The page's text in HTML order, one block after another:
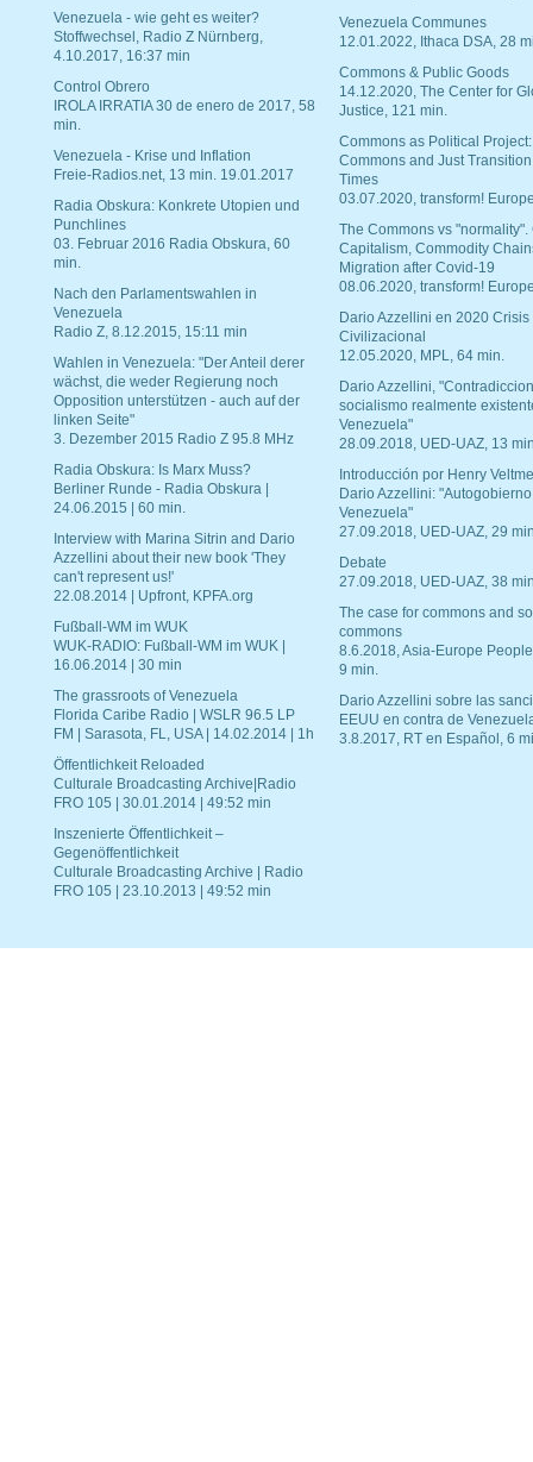
Venezuela - wie geht es weiter?
Stoffwechsel, Radio Z Nürnberg,
4.10.2017, 16:37 min
Control Obrero
IROLA IRRATIA 30 de enero de 2017, 58
min.
Venezuela - Krise und Inflation
Freie-Radios.net, 13 min. 19.01.2017
Radia Obskura: Konkrete Utopien und
Punchlines
03. Februar 2016 Radia Obskura, 60
min.
Nach den Parlamentswahlen in
Venezuela
Radio Z, 8.12.2015, 15:11 min
Wahlen in Venezuela: "Der Anteil derer
wächst, die weder Regierung noch
Opposition unterstützen - auch auf der
linken Seite"
3. Dezember 2015 Radio Z 95.8 MHz
Radia Obskura: Is Marx Muss?
Berliner Runde - Radia Obskura |
24.06.2015 | 60 min.
Interview with Marina Sitrin and Dario
Azzellini about their new book 'They
can't represent us!'
22.08.2014 | Upfront, KPFA.org
Fußball-WM im WUK
WUK-RADIO: Fußball-WM im WUK |
16.06.2014 | 30 min
The grassroots of Venezuela
Florida Caribe Radio | WSLR 96.5 LP
FM | Sarasota, FL, USA | 14.02.2014 | 1h
Öffentlichkeit Reloaded
Culturale Broadcasting Archive|Radio
FRO 105 | 30.01.2014 | 49:52 min
Inszenierte Öffentlichkeit –
Gegenöffentlichkeit
Culturale Broadcasting Archive | Radio
FRO 105 | 23.10.2013 | 49:52 min
Venezuela Communes
12.01.2022, Ithaca DSA, 28
Commons & Public Goods
14.12.2020, The Center for
Justice, 121 min.
Commons as Political Project:
Commons and Just
Times
03.07.2020, transform!
The Commons vs "normality".
Capitalism, Commodity
Migration after Covid-19
08.06.2020, transform!
Dario Azzellini en 2020 Crisis
Civilizacional
12.05.2020, MPL, 64 min.
Dario Azzellini,
socialismo realmente
Venezuela"
28.09.2018, UED-UAZ, 13
Introducción por Henry
Dario Azzellini:
Venezuela"
27.09.2018, UED-UAZ, 29
Debate
27.09.2018, UED-UAZ, 38
The case for commons and
commons
8.6.2018, Asia-Europe
9 min.
Dario Azzellini sobre las
EEUU en contra de
3.8.2017, RT en Español, 6